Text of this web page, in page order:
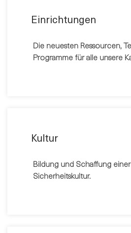
Einrichtungen
Die neuesten Ressourcen,
Programme für alle unsere
Kultur
Bildung und Schaffung einer
Sicherheitskultur.